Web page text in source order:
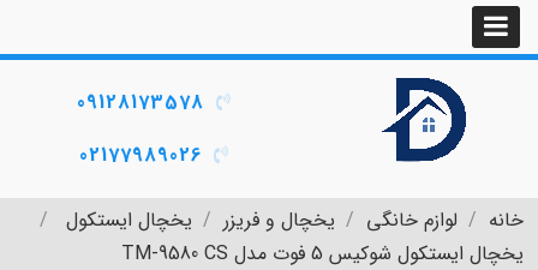
09128173578
02177989026
خانه لوازم خانگی یخچال و فریزر
یخچال ایستکول
یخچال ایستکول شوکیس 5 فوت مدل TM-9580 CS